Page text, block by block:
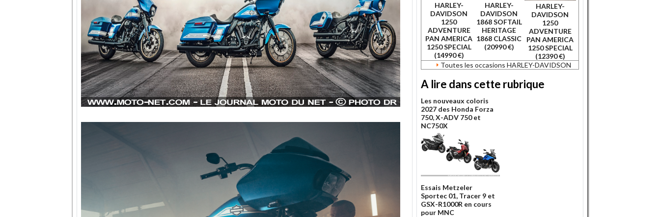
HARLEY-
DAVIDSON
1250
ADVENTURE
PAN AMERICA
1250 SPECIAL
(14990 €)
HARLEY-
DAVIDSON
1868 SOFTAIL
HERITAGE
1868 CLASSIC
(20990 €)
HARLEY-
DAVIDSON
1250
ADVENTURE
PAN AMERICA
1250 SPECIAL
(12390 €)
Toutes les occasions HARLEY-DAVIDSON
A lire dans cette rubrique
Les nouveaux coloris
2027 des Honda Forza
750, X-ADV 750 et
NC750X
Essais Metzeler
Sportec 01, Tracer 9 et
GSX-R1000R en cours
pour MNC